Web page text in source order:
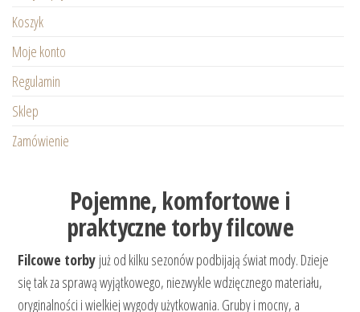
Koszyk
Moje konto
Regulamin
Sklep
Zamówienie
Pojemne, komfortowe i
praktyczne torby filcowe
Filcowe torby już od kilku sezonów podbijają świat mody. Dzieje
się tak za sprawą wyjątkowego, niezwykle wdzięcznego materiału,
oryginalności i wielkiej wygody użytkowania. Gruby i mocny, a